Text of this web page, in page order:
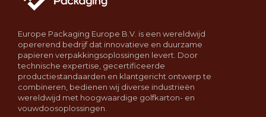
Europe Packaging Europe B.V. is een wereldwijd
opererend bedrijf dat innovatieve en duurzame
papieren verpakkingsoplossingen levert. Door
technische expertise, gecertificeerde
productiestandaarden en klantgericht ontwerp te
combineren, bedienen wij diverse industrieën
wereldwijd met hoogwaardige golfkarton- en
vouwdoosoplossingen.